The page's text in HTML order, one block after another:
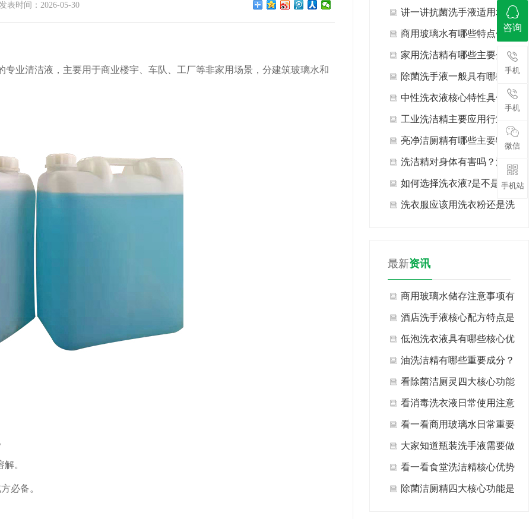
表时间：2026-05-30
业清洁液，主要用于商业楼宇、车队、工厂等非家用场景，分建筑玻璃水和
。
必备。
讲一讲抗菌洗手液适用场景
与不适用场景有哪些？
商用玻璃水有哪些特点优
势？
家用洗洁精有哪些主要分
类？
除菌洗手液一般具有哪些特
点？
中性洗衣液核心特性具体有
哪些表现？
工业洗洁精主要应用行业及
场景有哪些？
亮净洁厕精有哪些主要特
点？
洗洁精对身体有害吗？洗洁
精生产厂家告诉你现在知道
也许还不算晚！
如何选择洗衣液?是不是越
浓越好?
洗衣服应该用洗衣粉还是洗
最新资讯
商用玻璃水储存注意事项有
哪些方面？
酒店洗手液核心配方特点是
什么?
低泡洗衣液具有哪些核心优
势值得选择？
油洗洁精有哪些重要成分？
看除菌洁厕灵四大核心功能
是什么？
看消毒洗衣液日常使用注意
事项有哪些方面？
看一看商用玻璃水日常重要
用途有哪些？
大家知道瓶装洗手液需要做
哪些日常清洁保养吗？
看一看食堂洗洁精核心优势
是什么？
除菌洁厕精四大核心功能是
咨询
手机
手机
微信
手机站